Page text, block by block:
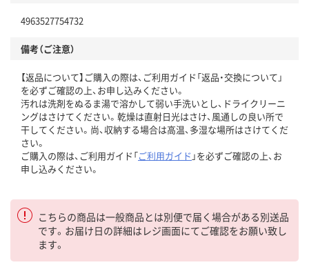
4963527754732
備考（ご注意）
【返品について】ご購入の際は、ご利用ガイド「返品・交換について」
を必ずご確認の上、お申し込みください。
汚れは洗剤をぬるま湯で溶かして弱い手洗いとし、ドライクリーニ
ングはさけてください。乾燥は直射日光はさけ、風通しの良い所で
干してください。尚、収納する場合は高温、多湿な場所はさけてくだ
さい。
ご購入の際は、ご利用ガイド「ご利用ガイド 」を必ずご確認の上、お
申し込みください。
こちらの商品は一般商品とは別便で届く場合がある別送品
です。お届け日の詳細はレジ画面にてご確認をお願い致し
ます。